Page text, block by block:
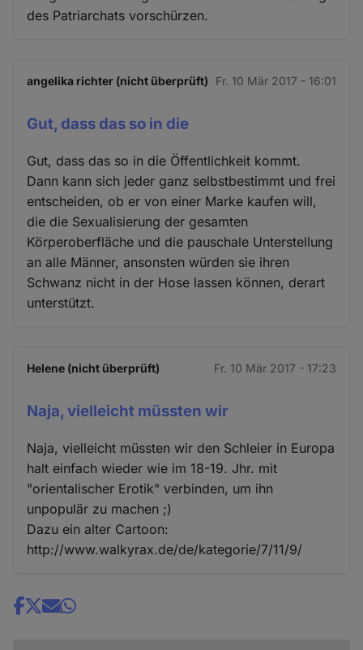
des Patriarchats vorschürzen.
angelika richter (nicht überprüft) Fr. 10 Mär 2017 - 16:01
Gut, dass das so in die
Gut, dass das so in die Öffentlichkeit kommt.
Dann kann sich jeder ganz selbstbestimmt und frei
entscheiden, ob er von einer Marke kaufen will,
die die Sexualisierung der gesamten
Körperoberfläche und die pauschale Unterstellung
an alle Männer, ansonsten würden sie ihren
Schwanz nicht in der Hose lassen können, derart
unterstützt.
Helene (nicht überprüft) Fr. 10 Mär 2017 - 17:23
Naja, vielleicht müssten wir
Naja, vielleicht müssten wir den Schleier in Europa
halt einfach wieder wie im 18-19. Jhr. mit
"orientalischer Erotik" verbinden, um ihn
unpopulär zu machen ;)
Dazu ein alter Cartoon:
http://www.walkyrax.de/de/kategorie/7/11/9/
Share